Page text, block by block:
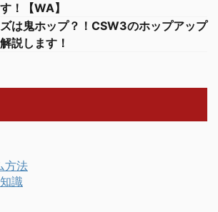
！【WA】
は鬼ホップ？！CSW3のホップアップ
説します！
方法
識